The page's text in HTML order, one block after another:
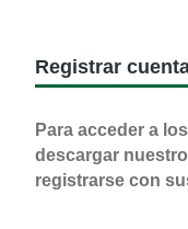
Registrar
Para acceder a
descargar
registrarse con